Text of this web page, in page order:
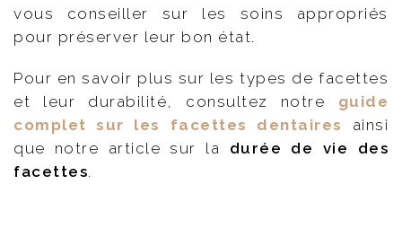
vous conseiller sur les soins appropriés
pour préserver leur bon état.
Pour en savoir plus sur les types de facettes
et leur durabilité, consultez notre guide
complet sur les facettes dentaires
ainsi
que notre article sur la durée de vie des
facettes.